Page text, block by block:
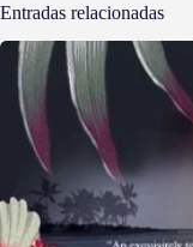
Entradas relacionadas